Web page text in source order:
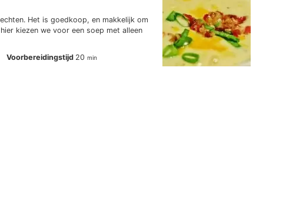
Het is goedkoop, en makkelijk om
kiezen we voor een soep met alleen
Voorbereidingstijd 20 minuten
min